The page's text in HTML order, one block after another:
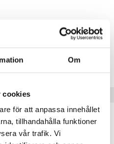
Om
cookies
för att anpassa innehållet
tillhandahålla funktioner
vår trafik. Vi
tuotteet